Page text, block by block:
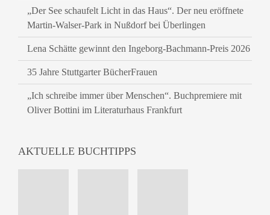
„Der See schaufelt Licht in das Haus“. Der neu eröffnete
Martin-Walser-Park in Nußdorf bei Überlingen
Lena Schätte gewinnt den Ingeborg-Bachmann-Preis 2026
35 Jahre Stuttgarter BücherFrauen
„Ich schreibe immer über Menschen“. Buchpremiere mit
Oliver Bottini im Literaturhaus Frankfurt
AKTUELLE BUCHTIPPS